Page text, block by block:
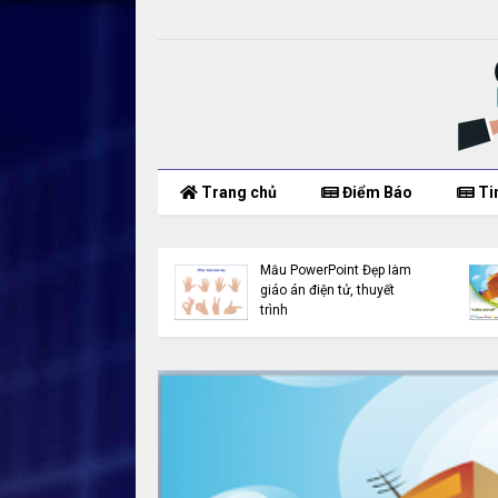
Trang chủ Điểm Báo
Slide PowerPoint đẹp cho
thuyết trình (Download
Free)